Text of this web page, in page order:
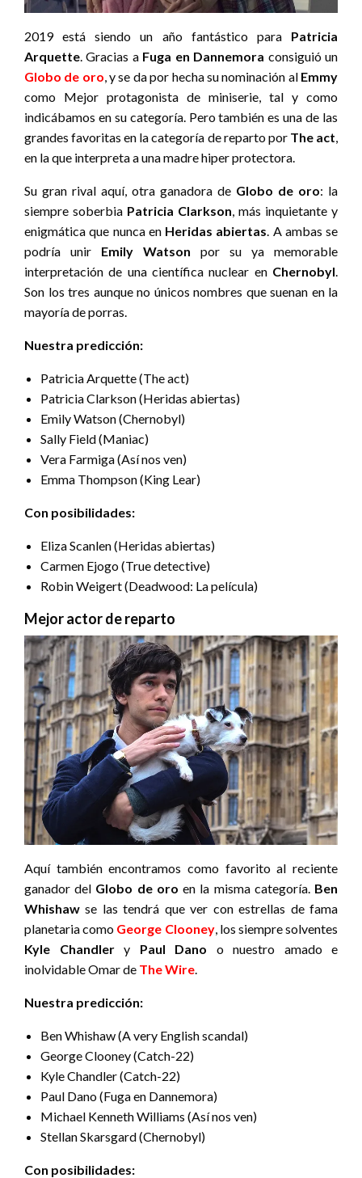
2019 está siendo un año fantástico para Patricia
Arquette. Gracias a Fuga en Dannemora consiguió un
Globo de oro, y se da por hecha su nominación al Emmy
como Mejor protagonista de miniserie, tal y como
indicábamos en su categoría. Pero también es una de las
grandes favoritas en la categoría de reparto por The act,
en la que interpreta a una madre hiper protectora.
Su gran rival aquí, otra ganadora de Globo de oro: la
siempre soberbia Patricia Clarkson, más inquietante y
enigmática que nunca en Heridas abiertas. A ambas se
podría unir Emily Watson por su ya memorable
interpretación de una científica nuclear en Chernobyl.
Son los tres aunque no únicos nombres que suenan en la
mayoría de porras.
Nuestra predicción:
Patricia Arquette (The act)
Patricia Clarkson (Heridas abiertas)
Emily Watson (Chernobyl)
Sally Field (Maniac)
Vera Farmiga (Así nos ven)
Emma Thompson (King Lear)
Con posibilidades:
Eliza Scanlen (Heridas abiertas)
Carmen Ejogo (True detective)
Robin Weigert (Deadwood: La película)
Mejor actor de reparto
Aquí también encontramos como favorito al reciente
ganador del Globo de oro en la misma categoría. Ben
Whishaw se las tendrá que ver con estrellas de fama
planetaria como George Clooney, los siempre solventes
Kyle Chandlery Paul Dano o nuestro amado e
inolvidable Omar de The Wire.
Nuestra predicción:
Ben Whishaw (A very English scandal)
George Clooney (Catch-22)
Kyle Chandler (Catch-22)
Paul Dano (Fuga en Dannemora)
Michael Kenneth Williams (Así nos ven)
Stellan Skarsgard (Chernobyl)
Con posibilidades: